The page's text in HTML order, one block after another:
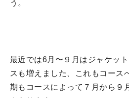
う。
最近では6月〜９月はジャケッ
スも増えました、これもコース
期もコースによって７月から９